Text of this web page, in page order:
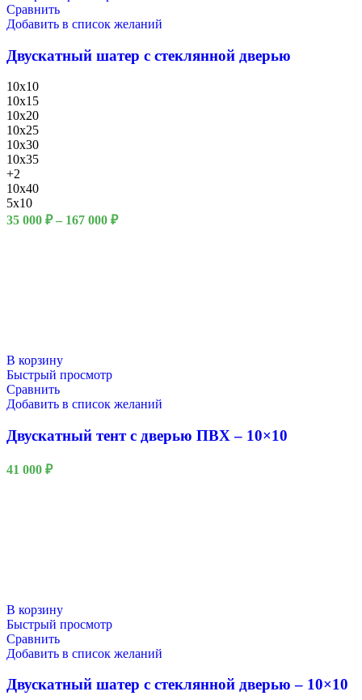
Сравнить
Добавить в список желаний
Двускатный шатер с стеклянной дверью
10x10
10x15
10x20
10x25
10x30
10x35
+2
10x40
5x10
35 000 ₽ – 167 000 ₽
В корзину
Быстрый просмотр
Сравнить
Добавить в список желаний
Двускатный тент с дверью ПВХ – 10×10
41 000 ₽
В корзину
Быстрый просмотр
Сравнить
Добавить в список желаний
Двускатный шатер с стеклянной дверью – 10×10